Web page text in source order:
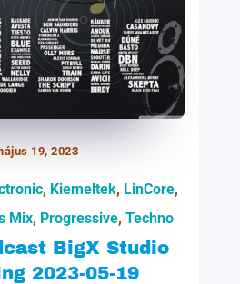
19, 2023
, Kiemeltek, LinCore,
Mix, Progressive,Techno
BigX Studio
2023-05-19